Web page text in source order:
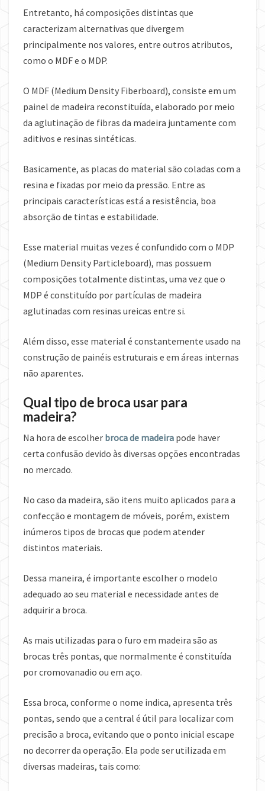
Entretanto, há composições distintas que
caracterizam alternativas que divergem
principalmente nos valores, entre outros atributos,
como o MDF e o MDP.
O MDF (Medium Density Fiberboard), consiste em um
painel de madeira reconstituída, elaborado por meio
da aglutinação de fibras da madeira juntamente com
aditivos e resinas sintéticas.
Basicamente, as placas do material são coladas com a
resina e fixadas por meio da pressão. Entre as
principais características está a resistência, boa
absorção de tintas e estabilidade.
Esse material muitas vezes é confundido com o MDP
(Medium Density Particleboard), mas possuem
composições totalmente distintas, uma vez que o
MDP é constituído por partículas de madeira
aglutinadas com resinas ureicas entre si.
Além disso, esse material é constantemente usado na
construção de painéis estruturais e em áreas internas
não aparentes.
Qual tipo de broca usar para
madeira?
Na hora de escolher broca de madeira pode haver
certa confusão devido às diversas opções encontradas
no mercado.
No caso da madeira, são itens muito aplicados para a
confecção e montagem de móveis, porém, existem
inúmeros tipos de brocas que podem atender
distintos materiais.
Dessa maneira, é importante escolher o modelo
adequado ao seu material e necessidade antes de
adquirir a broca.
As mais utilizadas para o furo em madeira são as
brocas três pontas, que normalmente é constituída
por cromovanadio ou em aço.
Essa broca, conforme o nome indica, apresenta três
pontas, sendo que a central é útil para localizar com
precisão a broca, evitando que o ponto inicial escape
no decorrer da operação. Ela pode ser utilizada em
diversas madeiras, tais como: